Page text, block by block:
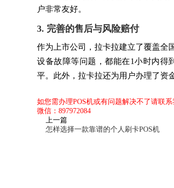
户非常友好。
3. 完善的售后与风险赔付
作为上市公司，拉卡拉建立了覆盖全
设备故障等问题，都能在1小时内得
平。此外，拉卡拉还为用户办理了资
如您需办理POS机或有问题解决不了请联系
微信：897972084
上一篇
怎样选择一款靠谱的个人刷卡POS机